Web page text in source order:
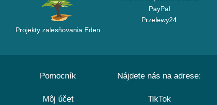
Projekty zalesňovania Eden
PayPal
Przelewy24
Pomocník
Môj účet
Nájdete nás na adrese:
TikTok